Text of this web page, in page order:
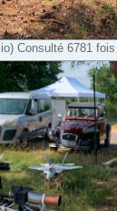
Consulté 6781 fois